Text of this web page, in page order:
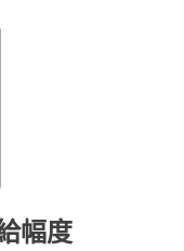
幅度